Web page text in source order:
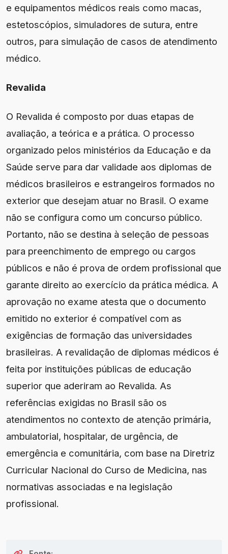
e equipamentos médicos reais como macas,
estetoscópios, simuladores de sutura, entre
outros, para simulação de casos de atendimento
médico.
Revalida
O Revalida é composto por duas etapas de
avaliação, a teórica e a prática. O processo
organizado pelos ministérios da Educação e da
Saúde serve para dar validade aos diplomas de
médicos brasileiros e estrangeiros formados no
exterior que desejam atuar no Brasil. O exame
não se configura como um concurso público.
Portanto, não se destina à seleção de pessoas
para preenchimento de emprego ou cargos
públicos e não é prova de ordem profissional que
garante direito ao exercício da prática médica. A
aprovação no exame atesta que o documento
emitido no exterior é compatível com as
exigências de formação das universidades
brasileiras. A revalidação de diplomas médicos é
feita por instituições públicas de educação
superior que aderiram ao Revalida. As
referências exigidas no Brasil são os
atendimentos no contexto de atenção primária,
ambulatorial, hospitalar, de urgência, de
emergência e comunitária, com base na Diretriz
Curricular Nacional do Curso de Medicina, nas
normativas associadas e na legislação
profissional.